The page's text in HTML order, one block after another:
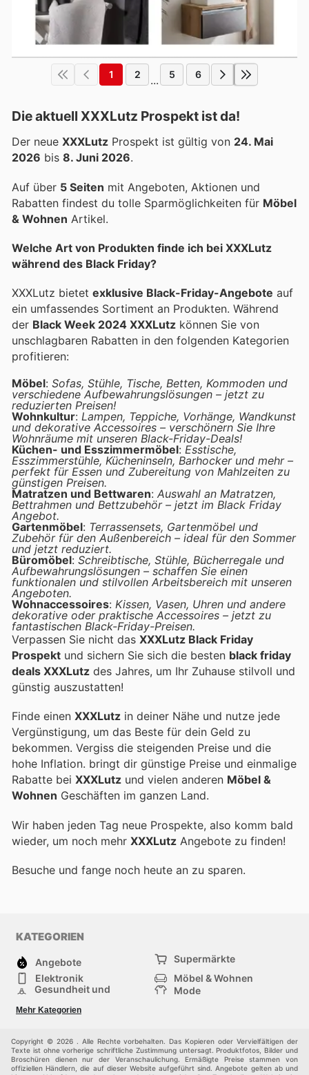
1 2 ... 5 6
Die aktuell XXXLutz Prospekt ist da!
Der neue XXXLutz Prospekt ist gültig von 24. Mai
2026 bis 8. Juni 2026.
Auf über 5 Seiten mit Angeboten, Aktionen und
Rabatten findest du tolle Sparmöglichkeiten für Möbel
& Wohnen Artikel.
Welche Art von Produkten finde ich bei XXXLutz
während des Black Friday?
XXXLutz bietet exklusive Black-Friday-Angebote auf
ein umfassendes Sortiment an Produkten. Während
der Black Week 2024 XXXLutz können Sie von
unschlagbaren Rabatten in den folgenden Kategorien
profitieren:
Möbel: Sofas, Stühle, Tische, Betten, Kommoden und
verschiedene Aufbewahrungslösungen – jetzt zu
reduzierten Preisen!
Wohnkultur: Lampen, Teppiche, Vorhänge, Wandkunst
und dekorative Accessoires – verschönern Sie Ihre
Wohnräume mit unseren Black-Friday-Deals!
Küchen- und Esszimmermöbel: Esstische,
Esszimmerstühle, Kücheninseln, Barhocker und mehr –
perfekt für Essen und Zubereitung von Mahlzeiten zu
günstigen Preisen.
Matratzen und Bettwaren: Auswahl an Matratzen,
Bettrahmen und Bettzubehör – jetzt im Black Friday
Angebot.
Gartenmöbel: Terrassensets, Gartenmöbel und
Zubehör für den Außenbereich – ideal für den Sommer
und jetzt reduziert.
Büromöbel: Schreibtische, Stühle, Bücherregale und
Aufbewahrungslösungen – schaffen Sie einen
funktionalen und stilvollen Arbeitsbereich mit unseren
Angeboten.
Wohnaccessoires: Kissen, Vasen, Uhren und andere
dekorative oder praktische Accessoires – jetzt zu
fantastischen Black-Friday-Preisen.
Verpassen Sie nicht das XXXLutz Black Friday
Prospekt und sichern Sie sich die besten black friday
deals XXXLutz des Jahres, um Ihr Zuhause stilvoll und
günstig auszustatten!
Finde einen XXXLutz in deiner Nähe und nutze jede
Vergünstigung, um das Beste für dein Geld zu
bekommen. Vergiss die steigenden Preise und die
hohe Inflation. bringt dir günstige Preise und einmalige
Rabatte bei XXXLutz und vielen anderen Möbel &
Wohnen Geschäften im ganzen Land.
Wir haben jeden Tag neue Prospekte, also komm bald
wieder, um noch mehr XXXLutz Angebote zu finden!
Besuche und fange noch heute an zu sparen.
KATEGORIEN
Angebote
Supermärkte
Elektronik
Möbel & Wohnen
Gesundheit und
Mode
Sportartikel und
Sportbekleidung
Einkaufzentren
Andere
Mehr Kategorien
Copyright © 2026 . Alle Rechte vorbehalten. Das Kopieren oder Vervielfältigen der
Texte ist ohne vorherige schriftliche Zustimmung untersagt. Produktfotos, Bilder und
Broschüren dienen nur der Veranschaulichung. Ermäßigte Preise stammen von
offiziellen Händlern, die auf dieser Website aufgeführt sind. Angebote gelten ab und